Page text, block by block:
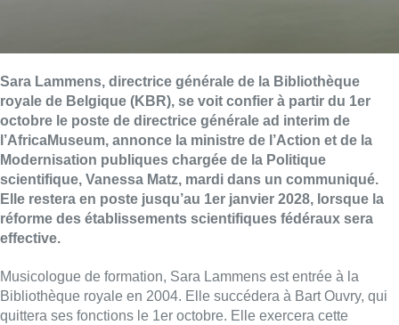
Sara Lammens, directrice générale de la Bibliothèque
royale de Belgique (KBR), se voit confier à partir du 1er
octobre le poste de directrice générale ad interim de
l’AfricaMuseum, annonce la ministre de l’Action et de la
Modernisation publiques chargée de la Politique
scientifique, Vanessa Matz, mardi dans un communiqué.
Elle restera en poste jusqu’au 1er janvier 2028, lorsque la
réforme des établissements scientifiques fédéraux sera
effective.
Musicologue de formation, Sara Lammens est entrée à la
Bibliothèque royale en 2004. Elle succédera à Bart Ouvry, qui
quittera ses fonctions le 1er octobre. Elle exercera cette